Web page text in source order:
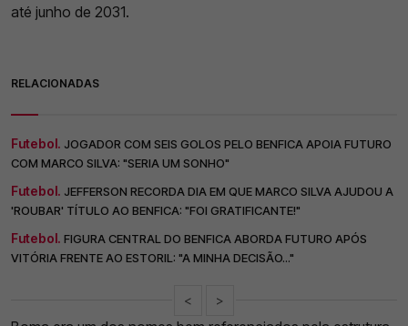
até junho de 2031.
RELACIONADAS
Futebol. JOGADOR COM SEIS GOLOS PELO BENFICA APOIA FUTURO
COM MARCO SILVA: "SERIA UM SONHO"
Futebol. JEFFERSON RECORDA DIA EM QUE MARCO SILVA AJUDOU A
'ROUBAR' TÍTULO AO BENFICA: "FOI GRATIFICANTE!"
Futebol. FIGURA CENTRAL DO BENFICA ABORDA FUTURO APÓS
VITÓRIA FRENTE AO ESTORIL: "A MINHA DECISÃO..."
< >